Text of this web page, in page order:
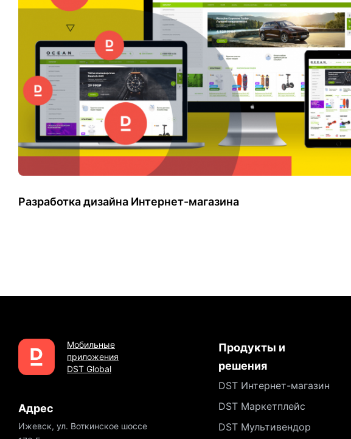
Разработка дизайна Интернет-магазина
Мобильные
приложения
DST Global
Адрес
Ижевск, ул. Воткинское шоссе
Продукты и
решения
DST Интернет-магазин
DST Маркетплейс
DST Мультивендор